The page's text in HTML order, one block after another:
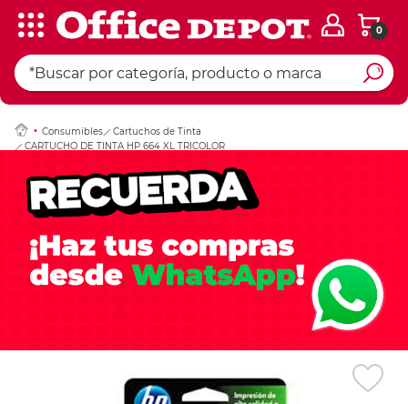
0
Consumibles
Cartuchos de Tinta
CARTUCHO DE TINTA HP 664 XL TRICOLOR
Ingresar Codigo